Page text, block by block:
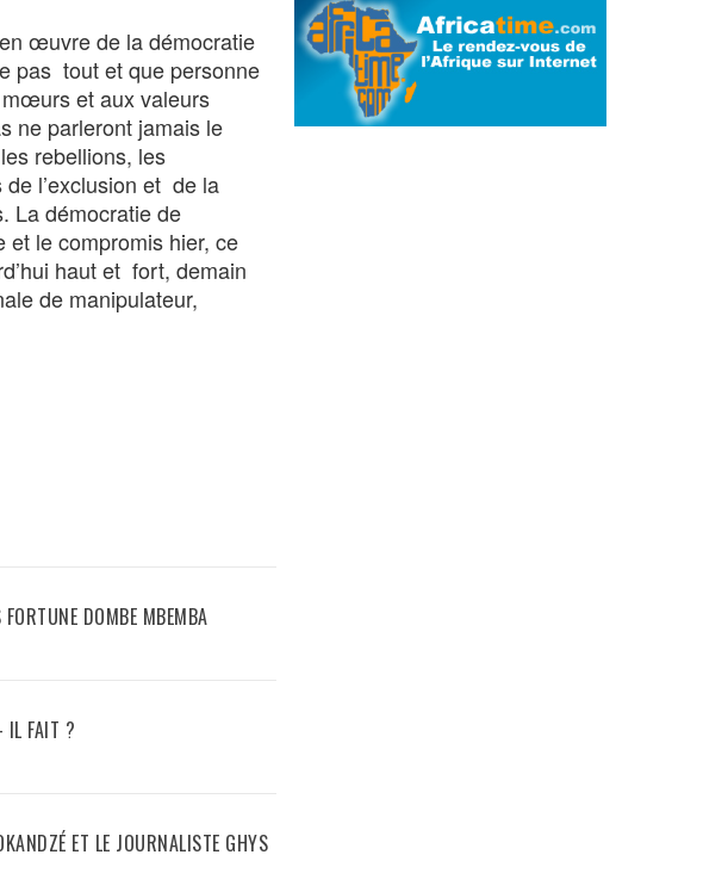
œuvre de la démocratie
pas tout et que personne
et aux valeurs
ne parleront jamais le
rebellions, les
l’exclusion et de la
La démocratie de
et le compromis hier, ce
haut et fort, demain
de manipulateur,
DOMBE MBEMBA
IL FAIT ?
ET LE JOURNALISTE GHYS